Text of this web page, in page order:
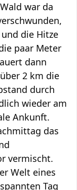
war da
die Hitze
paar Meter
dann
2 km die
durch
wieder am
Ankunft.
das
vermischt.
Welt eines
Tag